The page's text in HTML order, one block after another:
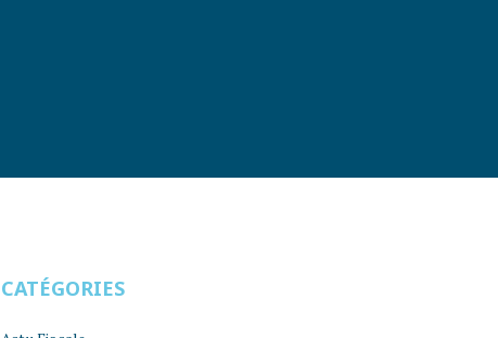
CATÉGORIES